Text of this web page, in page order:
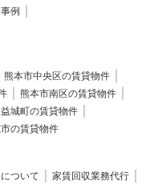
例
熊本市中央区の賃貸物件
熊本市南区の賃貸物件
益城町の賃貸物件
の賃貸物件
ついて
家賃回収業務代行